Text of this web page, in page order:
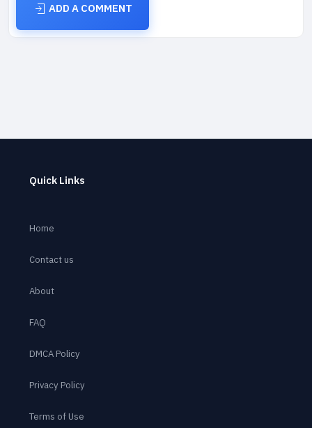
ADD A COMMENT
Quick Links
Home
Contact us
About
FAQ
DMCA Policy
Privacy Policy
Terms of Use